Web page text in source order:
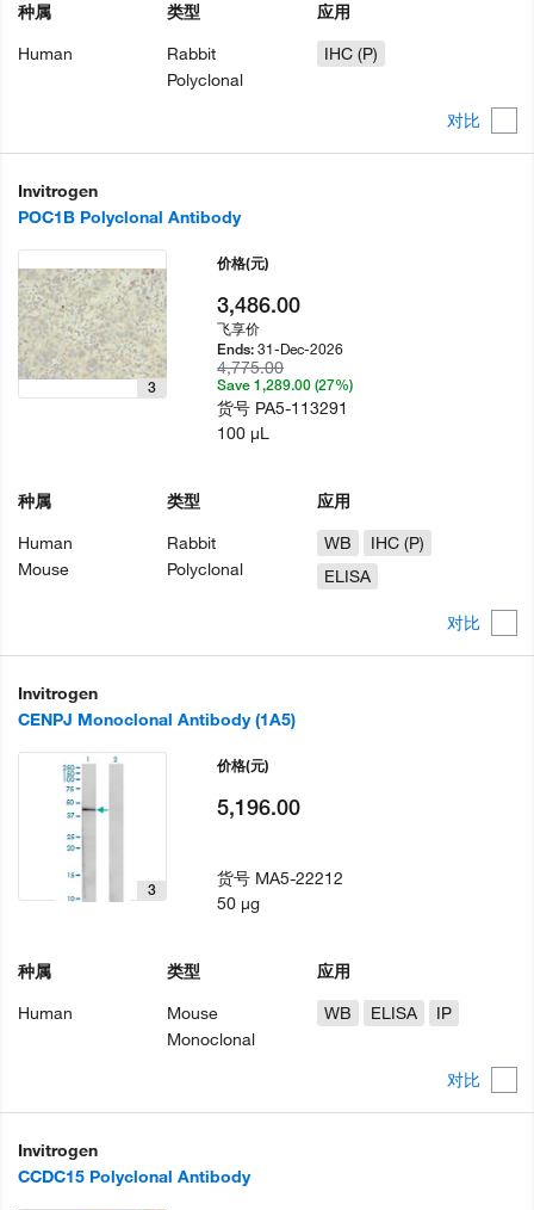
对比
种属
Human
类型
Rabbit
Polyclonal
应用
IHC (P)
Invitrogen
POC1B Polyclonal Antibody
对比
3
种属
Human
Mouse
类型
Rabbit
Polyclonal
应用
WB
IHC (P)
ELISA
价格(元)
3,486.00
飞享价
Ends:31-Dec-2026
4,775.00
Save 1,289.00 (27%)
货号 PA5-113291
100 µL
Invitrogen
CENPJ Monoclonal Antibody (1A5)
对比
3
种属
Human
类型
Mouse
Monoclonal
应用
WB
ELISA IP
价格(元)
5,196.00
货号 MA5-22212
50 µg
Invitrogen
CCDC15 Polyclonal Antibody